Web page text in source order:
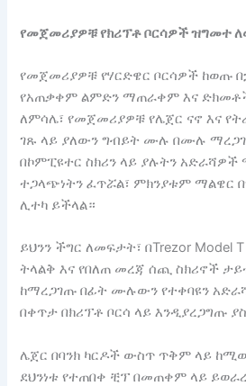
የመጀመሪያዎቹ የክሪፕቶ ቦርሳዎች ዝግመተ
የመጀመሪያዎቹ የሃርድዌር ቦርሳዎች ከወጡ
የአጠቃቀም ልምድን ማጠራቀም እና
ለምሳሌ፣ የመጀመሪያዎቹ የሌጀር ናኖ እና
ገጹ ላይ ያለውን ግብይት ሙሉ በሙሉ
በኮምፒዩተር ስክሪን ላይ ያሉትን አድራሻዎች
ተጋላጭነትን ፈጥሯል፣ ምክንያቱም ማልዌር
ሊተካ ይችላል።
ይህንን ችግር ለመፍታት፣ በTrezor Model T
ትላልቅ እና የበለጠ መረጃ ሰጪ ስክሪኖች
ከማረጋገጡ በፊት ሙሉውን የተቀባዩን
በቀጥታ በክሪፕቶ ቦርሳ ላይ እንዲያረጋግጡ
ሌጀር በባንክ ካርዶች ውስጥ ጥቅም ላይ
ደህንነቱ የተጠበቀ ቺፕ በመጠቀም ላይ